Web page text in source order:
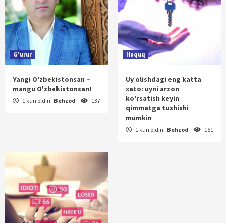
G'urur
Yangi O'zbekistonsan –
mangu O'zbekistonsan!
1 kun oldin Behzod 137
Huquq
Uy olishdagi eng katta
xato: uyni arzon
ko'rsatish keyin
qimmatga tushishi
mumkin
1 kun oldin Behzod 151